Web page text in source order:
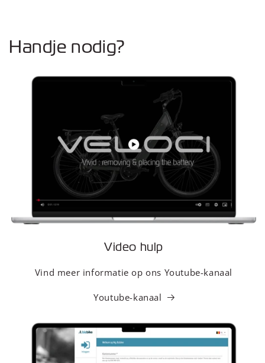
Handje nodig?
Video hulp
Vind meer informatie op ons Youtube-kanaal
Youtube-kanaal